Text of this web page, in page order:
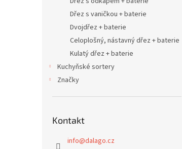
Dřez s vaničkou + baterie
Dvojdřez + baterie
Celoplošný, nástavný dřez + baterie
Kulatý dřez + baterie
Kuchyňské sortery
Značky
Kontakt
info@dalago.cz